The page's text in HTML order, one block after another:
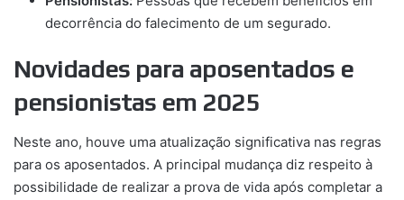
decorrência do falecimento de um segurado.
Novidades para aposentados e
pensionistas em 2025
Neste ano, houve uma atualização significativa nas regras
para os aposentados. A principal mudança diz respeito à
possibilidade de realizar a prova de vida após completar a